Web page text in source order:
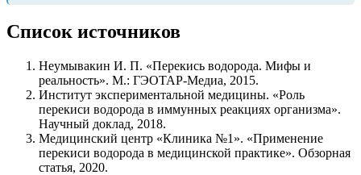
Список источников
Неумывакин И. П. «Перекись водорода. Мифы и
реальность». М.: ГЭОТАР-Медиа, 2015.
Институт экспериментальной медицины. «Роль
перекиси водорода в иммунных реакциях организма».
Научный доклад, 2018.
Медицинский центр «Клиника №1». «Применение
перекиси водорода в медицинской практике». Обзорная
статья, 2020.